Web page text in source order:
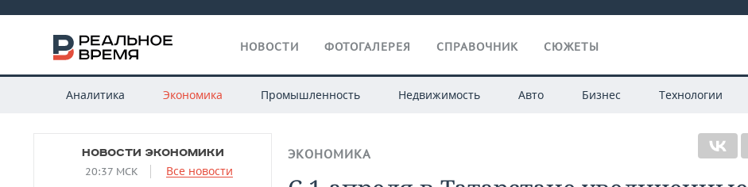
НОВОСТИ ФОТОГАЛЕРЕЯ СПРАВОЧНИК СЮЖЕТЫ
Аналитика Экономика Промышленность Недвижимость Авто Бизнес Технологии
НОВОСТИ ЭКОНОМИКИ
20:37 МСК Все новости
ЭКОНОМИКА